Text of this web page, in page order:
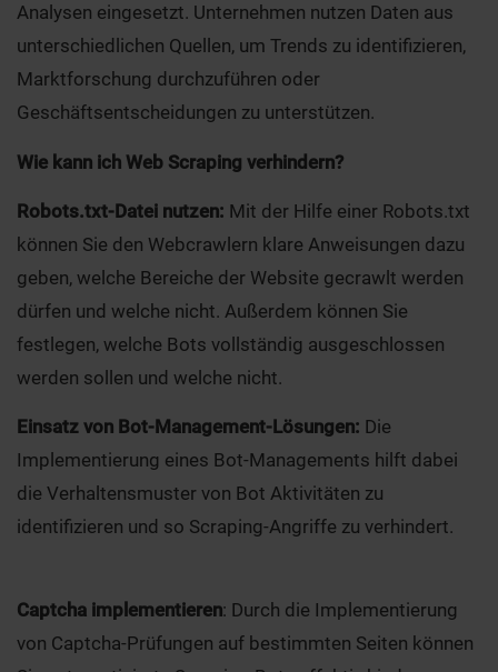
Analysen eingesetzt. Unternehmen nutzen Daten aus
unterschiedlichen Quellen, um Trends zu identifizieren,
Marktforschung durchzuführen oder
Geschäftsentscheidungen zu unterstützen.
Wie kann ich Web Scraping verhindern?
Robots.txt-Datei nutzen: Mit der Hilfe einer Robots.txt
können Sie den Webcrawlern klare Anweisungen dazu
geben, welche Bereiche der Website gecrawlt werden
dürfen und welche nicht. Außerdem können Sie
festlegen, welche Bots vollständig ausgeschlossen
werden sollen und welche nicht.
Einsatz von Bot-Management-Lösungen: Die
Implementierung eines Bot-Managements hilft dabei
die Verhaltensmuster von Bot Aktivitäten zu
identifizieren und so Scraping-Angriffe zu verhindert.
Captcha implementieren: Durch die Implementierung
von Captcha-Prüfungen auf bestimmten Seiten können